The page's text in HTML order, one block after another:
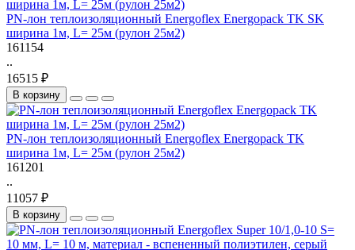
PN-лон теплоизоляционный Energoflex Energopack TK SK
ширина 1м, L= 25м (рулон 25м2)
161154
..
16515 ₽
В корзину
PN-лон теплоизоляционный Energoflex Energopack TK
ширина 1м, L= 25м (рулон 25м2)
161201
..
11057 ₽
В корзину